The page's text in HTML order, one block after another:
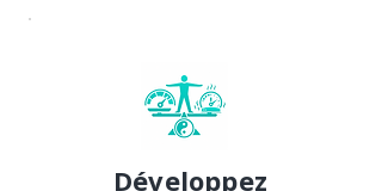
Développez